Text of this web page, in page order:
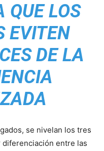
QUE LOS
EVITEN
DE LA
se nivelan los tres
entre las